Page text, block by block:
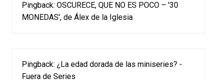
Pingback: OSCURECE, QUE NO ES POCO – '30
MONEDAS', de Álex de la Iglesia
Pingback: ¿La edad dorada de las miniseries? -
Fuera de Series